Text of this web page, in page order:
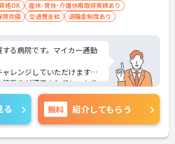
格OK
産休･育休･介護休暇取得実績あり
険完備 交通費支給 退職金制度あり
る病院です。マイカー通勤
レンジしていただけます。
張りが評価されてしっかり
賞与は計4ヶ月分の支給実績
接対策ポイントなど、さら
すのでお気軽にご相談くだ
る 無料 紹介してもらう